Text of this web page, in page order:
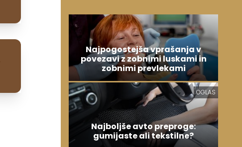
Najpogostejša vprašanja v
povezavi z zobnimi luskami in
zobnimi prevlekami
OGLAS
Najboljše avto preproge:
gumijaste ali tekstilne?